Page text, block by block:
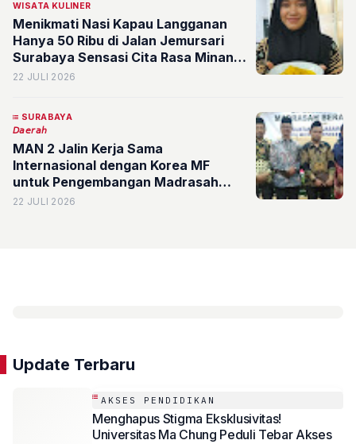
WISATA KULINER
Menikmati Nasi Kapau Langganan
Hanya 50 Ribu di Jalan Jemursari
Surabaya Sensasi Cita Rasa Minang
Asli, Telur Ikan Favorit Pelanggan
22 JULI 2026
SURABAYA
𝘋𝘢𝘦𝘳𝘢𝘩
MAN 2 Jalin Kerja Sama
Internasional dengan Korea MF
untuk Pengembangan Madrasah
Berasrama
22 JULI 2026
Update Terbaru
AKSES PENDIDIKAN
Menghapus Stigma Eksklusivitas!
Universitas Ma Chung Peduli Tebar Akses